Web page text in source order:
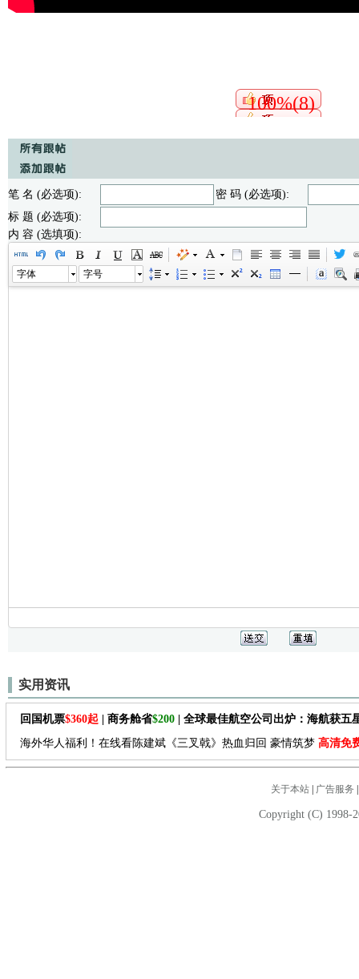
100%(8)
笔 名 (必选项):
密 码 (必选项):
标 题 (必选项):
内 容 (选填项):
字体 字号
实用资讯
回国机票$360起 | 商务舱省$200 | 全球最佳航空公司出炉：海航获五
海外华人福利！在线看陈建斌《三叉戟》热血归回 豪情筑梦 高清免
关于本站| 广告服务
Copyright (C) 1998-